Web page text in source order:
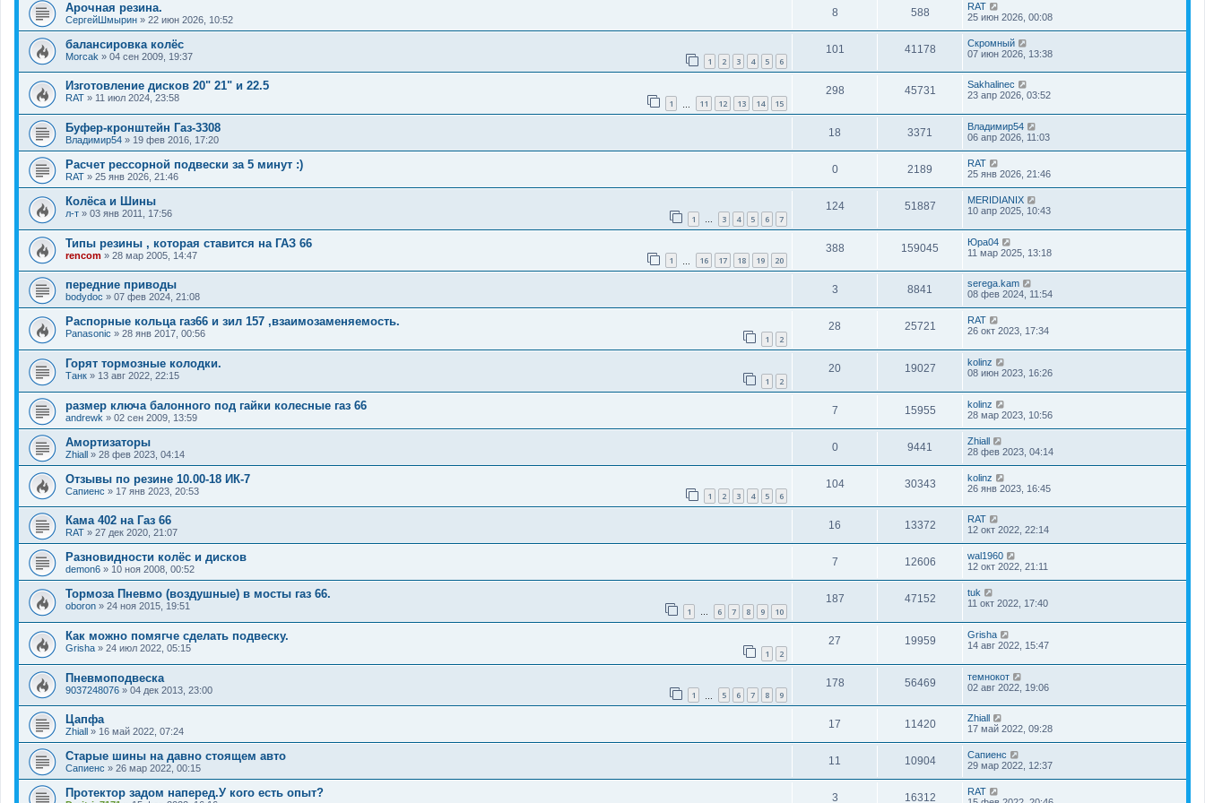
Арочная резина.
СергейШмырин » 22 июн 2026, 10:52
8 588
RAT
25 июн 2026, 00:08
балансировка колёс
Morcak » 04 сен 2009, 19:37 1 2 3 4 5 6
101 41178
Скромный
07 июн 2026, 13:38
Изготовление дисков 20" 21" и 22.5
RAT » 11 июл 2024, 23:58 1 11 12 13 14 15
298 45731
Sakhalinec
23 апр 2026, 03:52
Буфер-кронштейн Газ-3308
Владимир54 » 19 фев 2016, 17:20
18 3371
Владимир54
06 апр 2026, 11:03
Расчет рессорной подвески за 5 минут :)
RAT » 25 янв 2026, 21:46
0 2189
RAT
25 янв 2026, 21:46
Колёса и Шины
л-т » 03 янв 2011, 17:56 1 … 3 4 5 6 7
124 51887
MERIDIANIX
10 апр 2025, 10:43
Типы резины , которая ставится на ГАЗ 66
rencom » 28 мар 2005, 14:47 1 16 17 18 19 20
388 159045
Юра04
11 мар 2025, 13:18
передние приводы
bodydoc » 07 фев 2024, 21:08
3 8841
serega.kam
08 фев 2024, 11:54
Распорные кольца газ66 и зил 157 ,взаимозаменяемость.
Panasonic » 28 янв 2017, 00:56 1 2
28 25721
RAT
26 окт 2023, 17:34
Горят тормозные колодки.
Танк » 13 авг 2022, 22:15 1 2
20 19027
kolinz
08 июн 2023, 16:26
размер ключа балонного под гайки колесные газ 66
andrewk » 02 сен 2009, 13:59
7 15955
kolinz
28 мар 2023, 10:56
Амортизаторы
Zhiall » 28 фев 2023, 04:14
0 9441
Zhiall
28 фев 2023, 04:14
Отзывы по резине 10.00-18 ИК-7
Сапиенс » 17 янв 2023, 20:53 1 2 3 4 5 6
104 30343
kolinz
26 янв 2023, 16:45
Кама 402 на Газ 66
RAT » 27 дек 2020, 21:07
16 13372
RAT
12 окт 2022, 22:14
Разновидности колёс и дисков
demon6 » 10 ноя 2008, 00:52
7 12606
wal1960
12 окт 2022, 21:11
Тормоза Пневмо (воздушные) в мосты газ 66.
oboron » 24 ноя 2015, 19:51 1 … 6 7 8 9 10
187 47152
tuk
11 окт 2022, 17:40
Как можно помягче сделать подвеску.
Grisha » 24 июл 2022, 05:15 1 2
27 19959
Grisha
14 авг 2022, 15:47
Пневмоподвеска
9037248076 » 04 дек 2013, 23:00 1 5 6 7 8 9
178 56469
темнокот
02 авг 2022, 19:06
Цапфа
Zhiall » 16 май 2022, 07:24
17 11420
Zhiall
17 май 2022, 09:28
Старые шины на давно стоящем авто
Сапиенс » 26 мар 2022, 00:15
11 10904
Сапиенс
29 мар 2022, 12:37
Протектор задом наперед.У кого есть опыт? 3 16312
RAT